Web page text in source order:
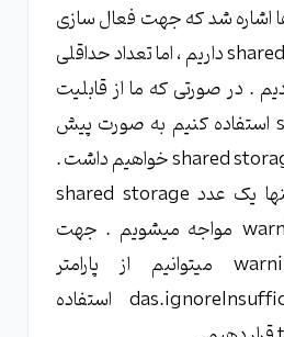
اشاره شد که جهت فعال سازی
HA نیاز به shared storage داریم ، اما تعداد حداقلی
. در صورتی که ما از قابلیت
storage heartbeat استفاده کنیم به صورت پیش
فرض نیاز به دو عدد shared storage خواهیم داشت .
پس در صورتی که تنها یک عدد shared storage
داشته باشیم با warning مواجه میشویم . جهت
نادیده گرفتن warning میتوانیم از پارامتر
das.ignoreInsufficientHbDatastore استفاده